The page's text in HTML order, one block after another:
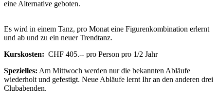
eine Alternative geboten.
Es wird in einem Tanz, pro Monat eine Figurenkombination erlernt
und ab und zu ein neuer Trendtanz.
Kurskosten: CHF 405.-- pro Person pro 1/2 Jahr
Spezielles: Am Mittwoch werden nur die bekannten Abläufe
wiederholt und gefestigt. Neue Abläufe lernt Ihr an den anderen drei
Clubabenden.